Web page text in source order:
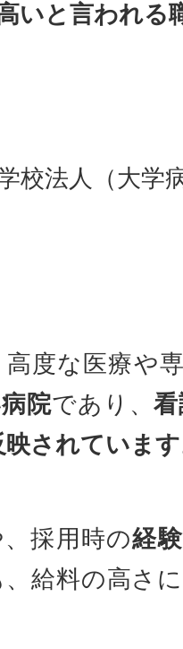
いと言われる
校法人（大学
度な医療や
院であり、
されていま
採用時の経
給料の高さ